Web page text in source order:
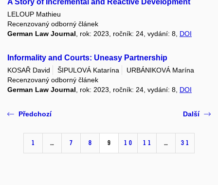
LELOUP Mathieu
Recenzovaný odborný článek
German Law Journal , rok: 2023, ročník: 24, vydání: 8, DOI
Informality and Courts: Uneasy Partnership
KOSAŘ David ŠIPULOVÁ Katarína
URBÁNIKOVÁ Marína
Recenzovaný odborný článek
German Law Journal , rok: 2023, ročník: 24, vydání: 8, DOI
Předchozí
1 … 7 8 9 10 11 … 31
Další